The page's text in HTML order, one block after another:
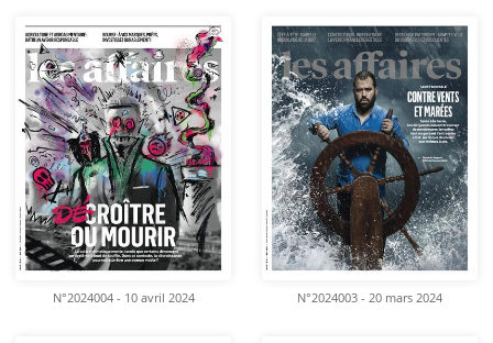
N°2024004 - 10 avril 2024 N°2024003 - 20 mars 2024